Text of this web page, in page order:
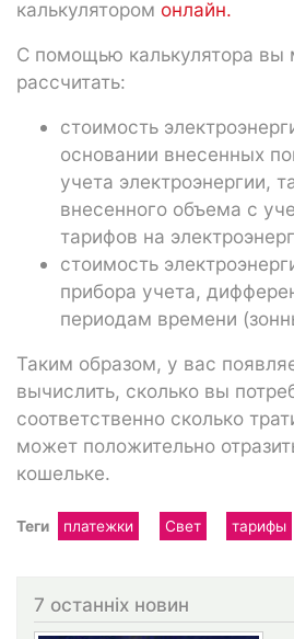
калькулятором онлайн.
С помощью калькулятора вы
рассчитать:
стоимость
основании внесенных
учета электроэнергии,
внесенного объема с
тарифов на
стоимость
прибора учета,
периодам времени
Таким образом, у вас
вычислить, сколько вы
соответственно сколько
может положительно
кошельке.
Теги платежки Свет тарифы
7 останніх новин